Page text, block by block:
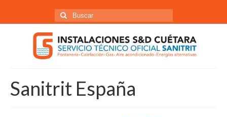
Buscar
por:
Sanitrit España